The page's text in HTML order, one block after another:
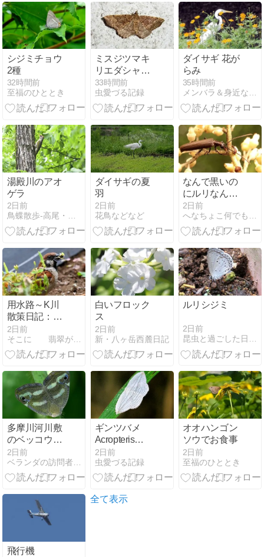
シジミチョウ
2種
32時間前
至福のひととき
ミスジツマキ
リエダシャク
Xerodes
rufescentarius
33時間前
虫愛づる記録
ダイサギ 花が
らみ
35時間前
メンバラ＆身近な自然
湯殿川のアオ
ゲラ
2日前
鳥蝶散歩-高尾・湯殿川
ダイサギの夏
羽
2日前
花鳥などなど
なんで黒いの
にルリなん
だ？
2日前
へなちょこ何でも写真
用水路～K川
散策日記：遠
いあの日に見
たカワセミに
逢えた！！
2日前
そこに 翡翠が いるから・・ - 楽天ブログ
白いフロック
ス
2日前
新・八ヶ岳西麓日記
ルリシジミ
2日前
多摩川河川敷
のベッコウハ
ゴロモ ハゴロ
モ 013
2日前
ベランダの訪問者たち
ギンツバメ
Acropteris
iphiata
2日前
虫愛づる記録
オオハンゴン
ソウでお食事
2日前
至福のひととき
飛行機
全て表示